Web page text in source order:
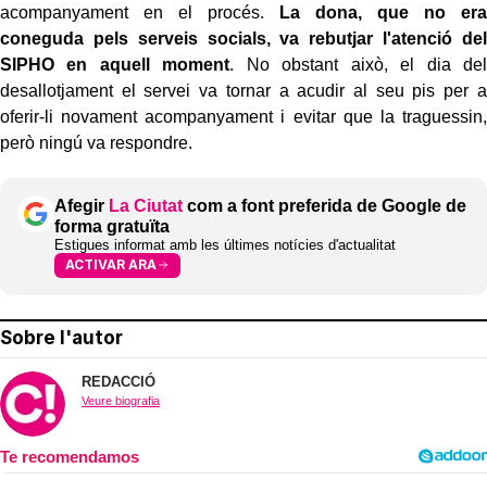
acompanyament en el procés.
La dona, que no era
coneguda pels serveis socials, va rebutjar l'atenció del
SIPHO en aquell moment. No obstant això, el dia del
desallotjament el servei va tornar a acudir al seu pis per a
oferir-li novament acompanyament i evitar que la traguessin,
però ningú va respondre.
Afegir La Ciutat com a font preferida de Google de
forma gratuïta
Estigues informat amb les últimes notícies d'actualitat
ACTIVAR ARA
Sobre l'autor
REDACCIÓ
Veure biografia